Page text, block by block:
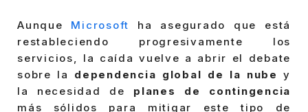
Aunque Microsoft
ha asegurado que está
restableciendo progresivamente los
servicios, la caída vuelve a abrir el debate
sobre la dependencia global de la nube y
la necesidad de planes de contingencia
más sólidos para mitigar este tipo de